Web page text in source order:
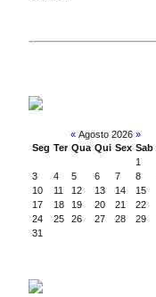
« Agosto 2026 »
Seg Ter Qua Qui Sex Sab
1
3
4 5 6 7 8
10
11 12 13 14 15
17
18 19 20 21 22
24
25 26 27 28 29
31